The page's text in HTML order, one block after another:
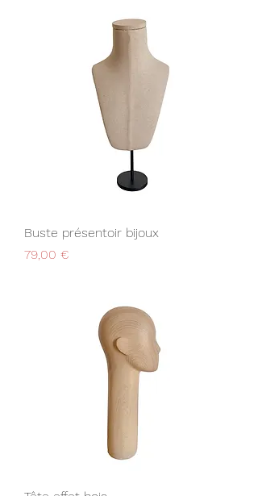
Buste présentoir bijoux
Prix
79,00 €